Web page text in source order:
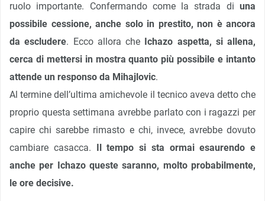
ruolo importante. Confermando come la strada di una
possibile cessione, anche solo in prestito, non è ancora
da escludere. Ecco allora che
Ichazo aspetta, si allena,
cerca di mettersi in mostra quanto più possibile e intanto
attende un responso da Mihajlovic.
Al termine dell’ultima amichevole il tecnico aveva detto che
proprio questa settimana avrebbe parlato con i ragazzi per
capire chi sarebbe rimasto e chi, invece, avrebbe dovuto
cambiare casacca.
Il tempo si sta ormai esaurendo e
anche per Ichazo queste saranno, molto probabilmente,
le ore decisive.